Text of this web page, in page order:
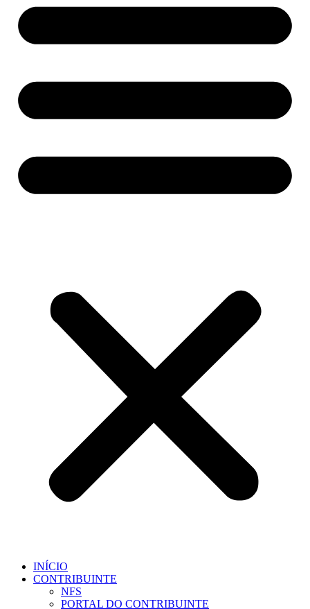
INÍCIO
CONTRIBUINTE
NFS
PORTAL DO CONTRIBUINTE